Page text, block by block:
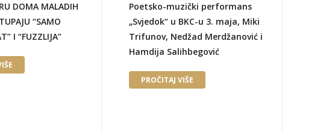
DOMA MALADIH
“SAMO
I “FUZZLIJA”
Poetsko-muzički performans
„Svjedok“ u BKC-u 3. maja, Miki
Trifunov, Nedžad Merdžanović i
Hamdija Salihbegović
PROČITAJ VIŠE